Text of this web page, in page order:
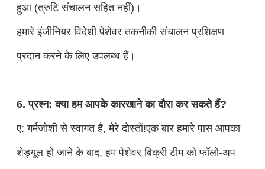
हुआ (त्रुटि संचालन सहित नहीं)।
हमारे इंजीनियर विदेशी पेशेवर तकनीकी संचालन प्रशिक्षण
प्रदान करने के लिए उपलब्ध हैं।
6. प्रश्न: क्या हम आपके कारखाने का दौरा कर सकते हैं?
ए: गर्मजोशी से स्वागत है, मेरे दोस्तों!एक बार हमारे पास आपका
शेड्यूल हो जाने के बाद, हम पेशेवर बिक्री टीम को फॉलो-अप